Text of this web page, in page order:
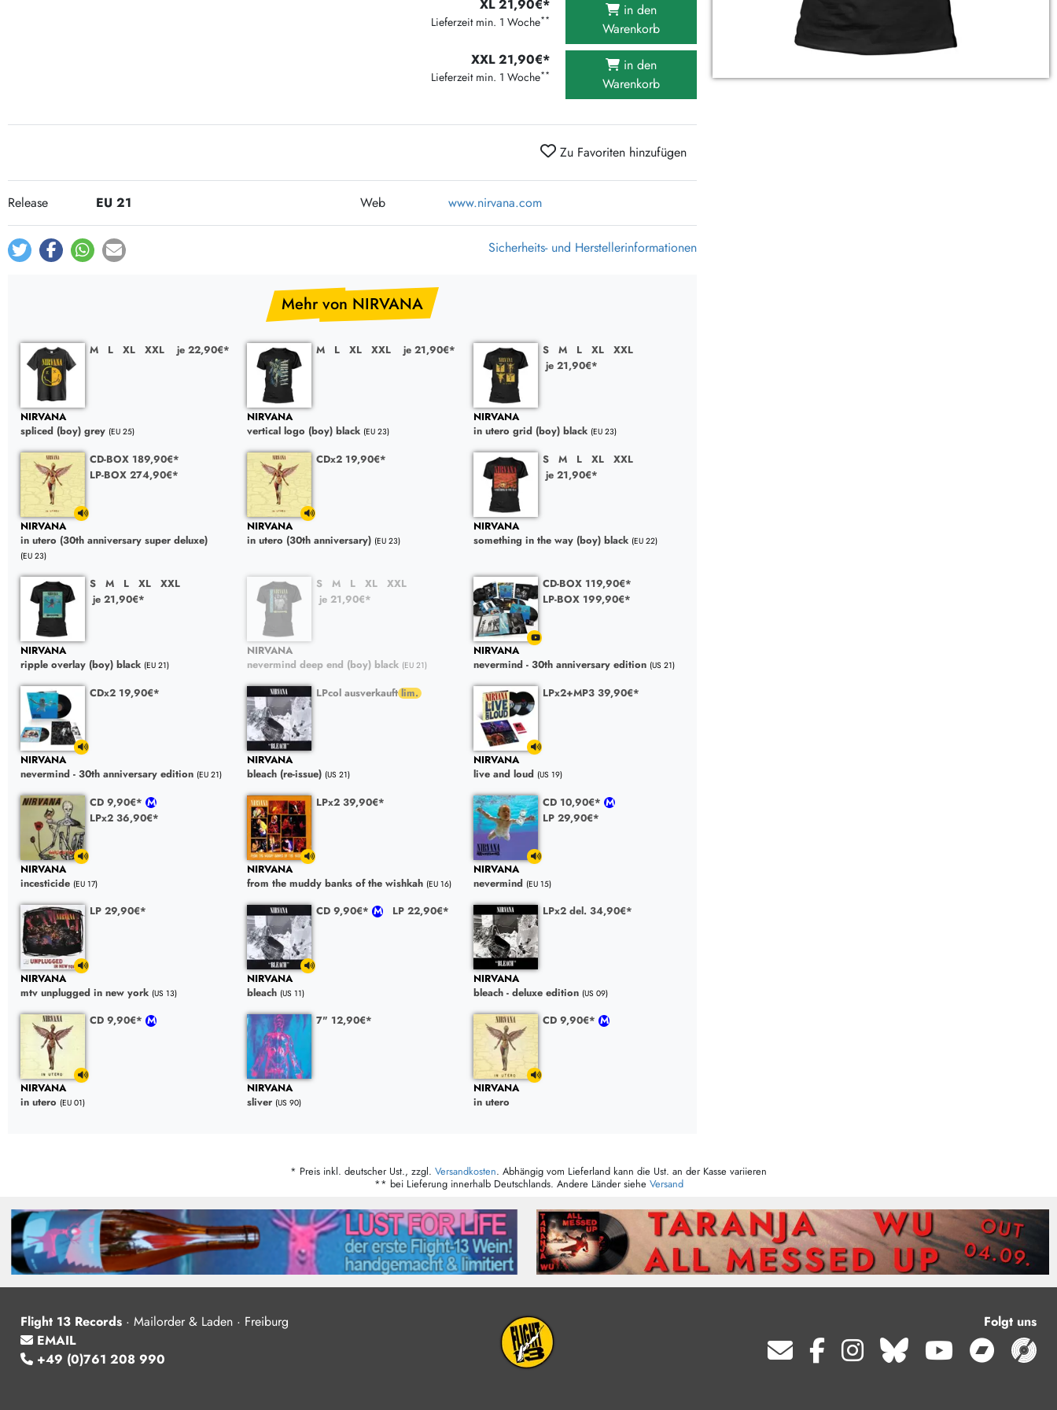
375 Aktion Vinyl Q3 2026
Clouds Hill & Broken Silence-Sommer-Aktion
RSD 2026
FLIGHT 13 REC. SALE
XL 21,90€*
Lieferzeit min. 1 Woche**
in den
Warenkorb
XXL 21,90€*
Lieferzeit min. 1 Woche**
in den
Warenkorb
Zu Favoriten hinzufügen
Release EU 21 Web www.nirvana.com
Sicherheits- und Herstellerinformationen
Mehr von NIRVANA
M L XL XXL je 22,90€*
NIRVANA
spliced (boy) grey (EU 25)
M L XL XXL je 21,90€*
NIRVANA
vertical logo (boy) black (EU 23)
S M L XL
XXL
je 21,90€*
NIRVANA
in utero grid (boy) black (EU 23)
CD-BOX 189,90€*
LP-BOX 274,90€*
NIRVANA
in utero (30th anniversary super deluxe)
(EU 23)
CDx2 19,90€*
NIRVANA
in utero (30th anniversary) (EU 23)
S M L XL
XXL
je 21,90€*
NIRVANA
something in the way (boy) black (EU 22)
S M L XL
XXL
je 21,90€*
NIRVANA
ripple overlay (boy) black (EU 21)
S M L XL
XXL
je 21,90€*
NIRVANA
nevermind deep end (boy) black (EU 21)
CD-BOX 119,90€*
LP-BOX 199,90€*
NIRVANA
nevermind - 30th anniversary edition (US 21)
CDx2 19,90€*
NIRVANA
nevermind - 30th anniversary edition (EU 21)
LPcol ausverkauft
NIRVANA
bleach (re-issue) (US 21)
LPx2+MP3 39,90€*
NIRVANA
live and loud (US 19)
CD 9,90€*
LPx2 36,90€*
NIRVANA
incesticide (EU 17)
LPx2 39,90€*
NIRVANA
from the muddy banks of the wishkah (EU 16)
CD 10,90€*
LP 29,90€*
NIRVANA
nevermind (EU 15)
LP 29,90€*
NIRVANA
mtv unplugged in new york (US 13)
CD 9,90€* LP 22,90€*
NIRVANA
bleach (US 11)
LPx2 del. 34,90€*
NIRVANA
bleach - deluxe edition (US 09)
CD 9,90€*
NIRVANA
in utero (EU 01)
7" 12,90€*
NIRVANA
sliver (US 90)
CD 9,90€*
NIRVANA
in utero
* Preis inkl. deutscher Ust., zzgl. Versandkosten. Abhängig vom Lieferland kann die Ust. an der Kasse variieren
** bei Lieferung innerhalb Deutschlands. Andere Länder siehe Versand
Flight 13 Records · Mailorder & Laden · Freiburg
EMAIL
+49 (0)761 208 990
Folgt uns